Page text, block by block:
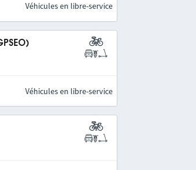
Véhicules en libre-service
Véhicules en libre-service